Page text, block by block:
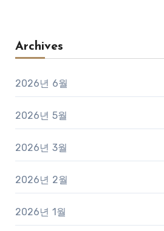
Archives
2026년 6월
2026년 5월
2026년 3월
2026년 2월
2026년 1월